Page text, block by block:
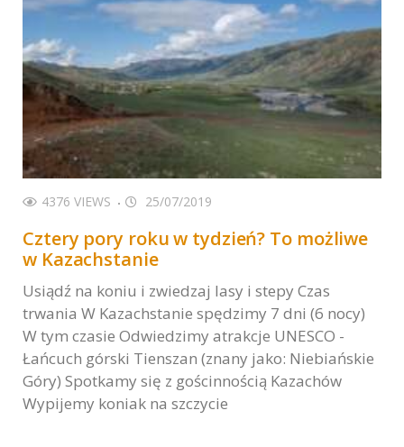
4376 VIEWS 25/07/2019
Cztery pory roku w tydzień? To możliwe
w Kazachstanie
Usiądź na koniu i zwiedzaj lasy i stepy Czas
trwania W Kazachstanie spędzimy 7 dni (6 nocy)
W tym czasie Odwiedzimy atrakcje UNESCO -
Łańcuch górski Tienszan (znany jako: Niebiańskie
Góry) Spotkamy się z gościnnością Kazachów
Wypijemy koniak na szczycie